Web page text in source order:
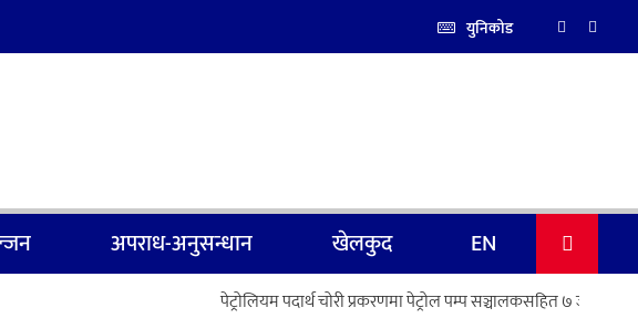
युनिकोड
अपराध-अनुसन्धान खेलकुद
EN
पेट्रोलियम पदार्थ चोरी प्रकरणमा पेट्रोल पम्प सञ्चालकसहित ७ जना पक्राउ